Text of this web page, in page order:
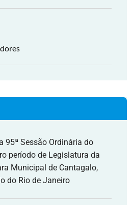
95ª Sessão Ordinária do
período de Legislatura da
Municipal de Cantagalo,
do Rio de Janeiro